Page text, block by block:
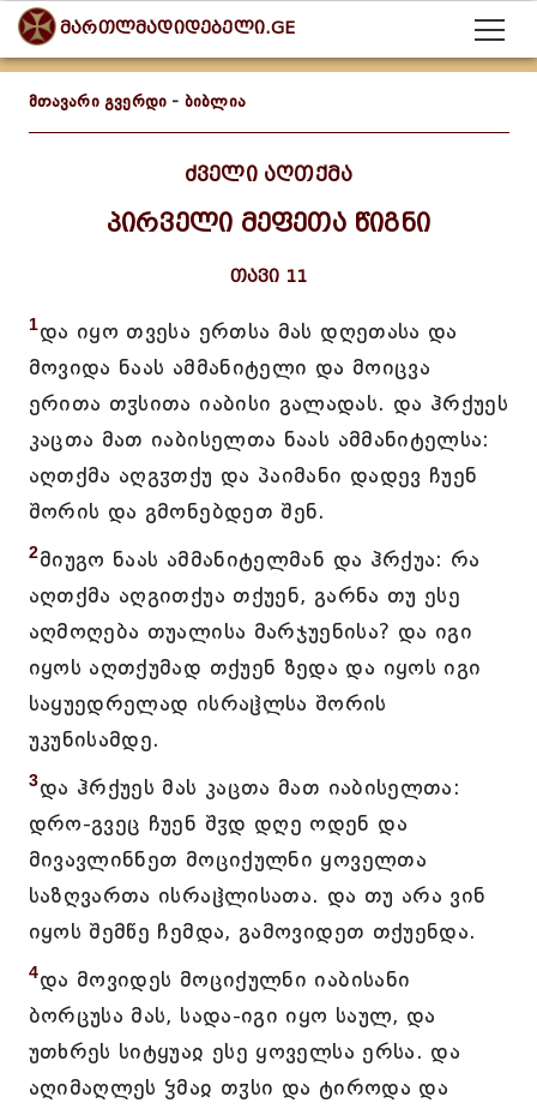
მართლმადიდებელი.GE
მთავარი გვერდი - ბიბლია
ძველი აღთქმა
პირველი მეფეთა წიგნი
თავი 11
1და იყო თვესა ერთსა მას დღეთასა და
მოვიდა ნაას ამმანიტელი და მოიცვა
ერითა თჳსითა იაბისი გალადას. და ჰრქუეს
კაცთა მათ იაბისელთა ნაას ამმანიტელსა:
აღთქმა აღგჳთქუ და პაიმანი დადევ ჩუენ
შორის და გმონებდეთ შენ.
2მიუგო ნაას ამმანიტელმან და ჰრქუა: რა
აღთქმა აღგითქუა თქუენ, გარნა თუ ესე
აღმოღება თუალისა მარჯუენისა? და იგი
იყოს აღთქუმად თქუენ ზედა და იყოს იგი
საყუედრელად ისრაჱლსა შორის
უკუნისამდე.
3და ჰრქუეს მას კაცთა მათ იაბისელთა:
დრო-გვეც ჩუენ შჳდ დღე ოდენ და
მივავლინნეთ მოციქულნი ყოველთა
საზღვართა ისრაჱლისათა. და თუ არა ვინ
იყოს შემწე ჩემდა, გამოვიდეთ თქუენდა.
4და მოვიდეს მოციქულნი იაბისანი
ბორცუსა მას, სადა-იგი იყო საულ, და
უთხრეს სიტყუაჲ ესე ყოველსა ერსა. და
აღიმაღლეს ჴმაჲ თჳსი და ტიროდა და